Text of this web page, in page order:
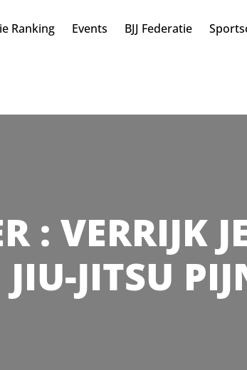
Ranking Events BJJ Federatie
: VERRIJK
JITSU